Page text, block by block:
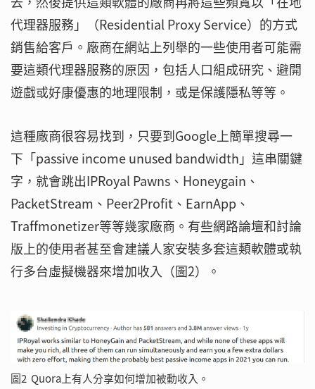
代理器服務」（Residential Proxy Service）的方式
銷售給客戶。廠商在網站上列舉的一些使用者可能需
要這類代理器服務的原因，包括人口組成研究、避開
遊戲或好康優惠的地理限制，或是保護隱私等等。
這種廠商很容易找到，只要到Google上簡單搜尋一
下「passive income unused bandwidth」這串關鍵
字，就會跳出IPRoyal Pawns、Honeygain、
PacketStream、Peer2Profit、EarnApp、
Traffmonetizer等等幾家廠商。有些網路論壇和討論
版上的使用者甚至會建議人家安裝多套這類軟體或執
行多台虛擬機器來增加收入（圖2）。
圖2 Quora上有人分享如何增加被動收入。